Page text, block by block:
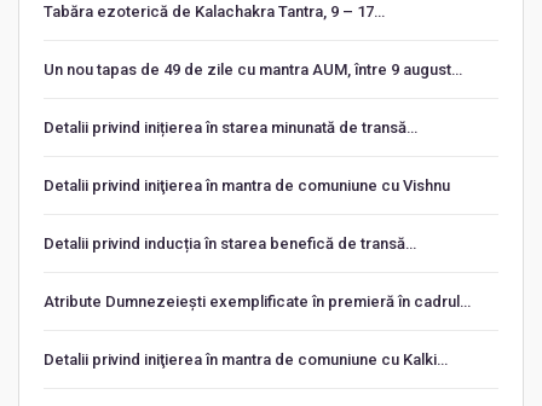
Tabăra ezoterică de Kalachakra Tantra, 9 – 17…
Un nou tapas de 49 de zile cu mantra AUM, între 9 august…
Detalii privind inițierea în starea minunată de transă…
Detalii privind iniţierea în mantra de comuniune cu Vishnu
Detalii privind inducția în starea benefică de transă…
Atribute Dumnezeiești exemplificate în premieră în cadrul…
Detalii privind iniţierea în mantra de comuniune cu Kalki…